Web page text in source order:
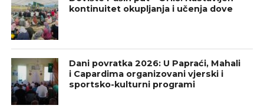
kontinuitet okupljanja i učenja dove
Dani povratka 2026: U Papraći, Mahali
i Capardima organizovani vjerski i
sportsko-kulturni programi